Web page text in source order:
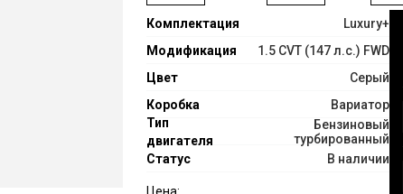
Комплектация
Luxury+
Модификация
1.5 CVT (147 л.с.) FWD
Цвет
Серый
Коробка
Вариатор
Тип
двигателя
Бензиновый
турбированный
Статус
В наличии